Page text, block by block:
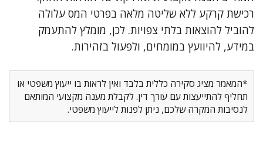
רכישת קרקע ללא שליטה מלאה בפרטי המס עלולה
להוביל להוצאות בלתי צפויות. לכן, מומלץ להתעמק
במידע, להיוועץ במומחים, ולפעול בזהירות.
*המאמר מציג סקירה כללית בלבד ואין לראות בו ייעוץ משפטי או
תחליף להתייעצות עם עורך דין. לקבלת מענה מקצועי המותאם
לנסיבות המקרה שלכם, ניתן לפנות לייעוץ משפטי.